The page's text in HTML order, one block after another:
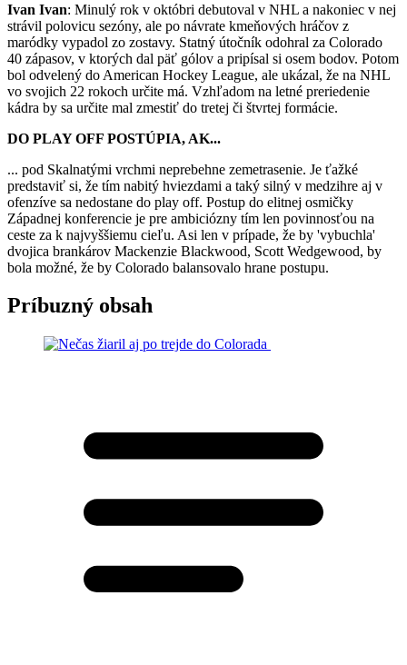
Ivan Ivan: Minulý rok v októbri debutoval v NHL a nakoniec v nej
strávil polovicu sezóny, ale po návrate kmeňových hráčov z
maródky vypadol zo zostavy. Statný útočník odohral za Colorado
40 zápasov, v ktorých dal päť gólov a pripísal si osem bodov. Potom
bol odvelený do American Hockey League, ale ukázal, že na NHL
vo svojich 22 rokoch určite má. Vzhľadom na letné preriedenie
kádra by sa určite mal zmestiť do tretej či štvrtej formácie.
DO PLAY OFF POSTÚPIA, AK...
... pod Skalnatými vrchmi neprebehne zemetrasenie. Je ťažké
predstaviť si, že tím nabitý hviezdami a taký silný v medzihre aj v
ofenzíve sa nedostane do play off. Postup do elitnej osmičky
Západnej konferencie je pre ambiciózny tím len povinnosťou na
ceste za k najvyššiemu cieľu. Asi len v prípade, že by 'vybuchla'
dvojica brankárov Mackenzie Blackwood, Scott Wedgewood, by
bola možné, že by Colorado balansovalo hrane postupu.
Príbuzný obsah